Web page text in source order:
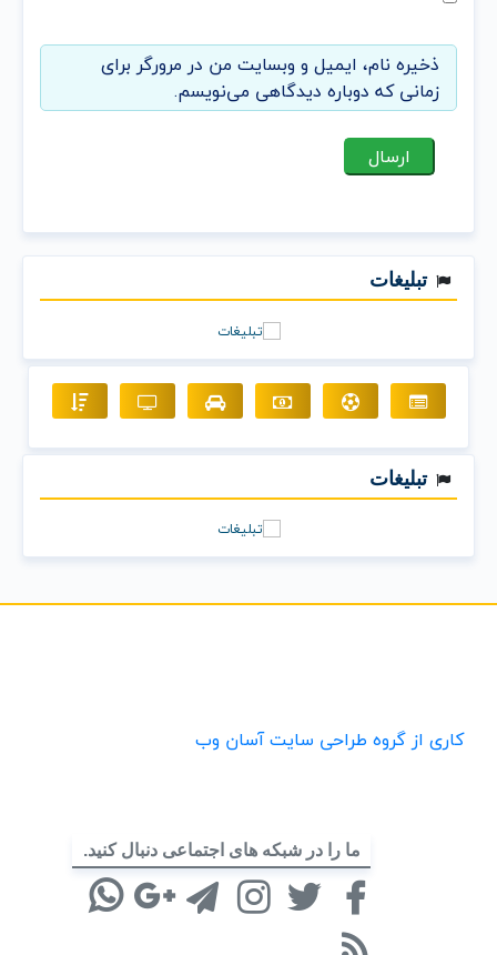
ذخیره نام، ایمیل و وبسایت من در مرورگر برای
زمانی که دوباره دیدگاهی می‌نویسم.
تبلیغات
تبلیغات
کاری از گروه طراحی سایت آسان وب
ما را در شبکه های اجتماعی دنبال کنید.